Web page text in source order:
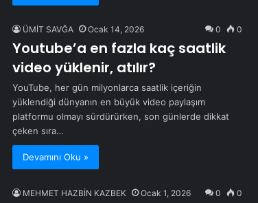
ÜMİT SAVĞA Ocak 14, 2026 0 0
Youtube’a en fazla kaç saatlik
video yüklenir, atılır?
YouTube, her gün milyonlarca saatlik içeriğin
yüklendiği dünyanın en büyük video paylaşım
platformu olmayı sürdürürken, son günlerde dikkat
çeken sıra…
Devamını Oku »
MEHMET HAZBİN KAZBEK Ocak 1, 2026 0 0